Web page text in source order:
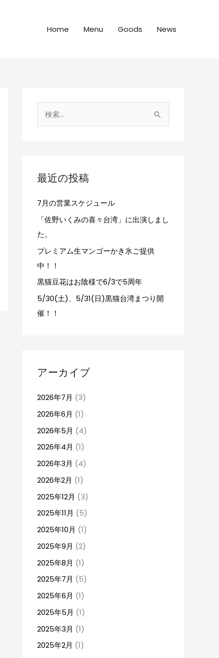
Home Menu Goods News
:最近の投稿
7月の営業スケジュール
「佐野いくみの喜々台湾」に出演しまし
た。
プレミアム生マンゴーかき氷ご提供
中！！
黒猫豆花はお陰様で6/3で5周年
5/30(土)、5/31(日)黒猫台湾まつり開
催！！
アーカイブ
2026年7月 (3)
2026年6月 (1)
2026年5月 (4)
2026年4月 (1)
2026年3月 (4)
2026年2月 (1)
2025年12月 (3)
2025年11月 (5)
2025年10月 (1)
2025年9月 (2)
2025年8月 (1)
2025年7月 (5)
2025年6月 (1)
2025年5月 (1)
2025年3月 (1)
2025年2月 (1)